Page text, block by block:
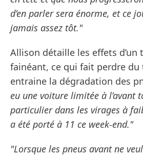
d’en parler sera énorme, et ce
jamais assez tôt."
Allison détaille les effets
fainéant, ce qui fait perdre du
entraine la dégradation des
eu une voiture limitée à l’avant
particulier dans les virages à
a été porté à 11 ce week-end."
"Lorsque les pneus avant ne